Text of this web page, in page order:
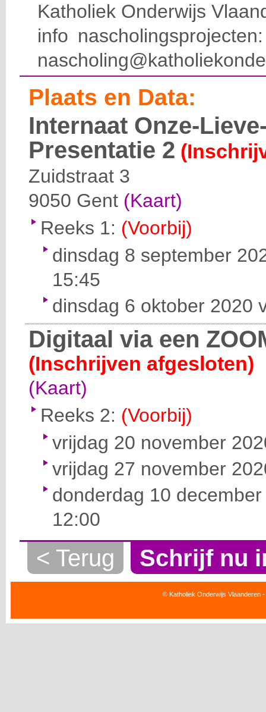
Katholiek Onderwijs
info
Plaats en Data:
Internaat Onze-
Presentatie 2
Zuidstraat 3
9050 Gent (Kaart)
Reeks 1: (Voorbij)
dinsdag 8 september
15:45
dinsdag 6 oktober 2020
Digitaal via een
(Inschrijven afgesloten)
(Kaart)
Reeks 2: (Voorbij)
vrijdag 20 november
vrijdag 27 november
donderdag 10
12:00
< Terug Schrijf nu
© Katholiek Onderwijs Vlaanderen